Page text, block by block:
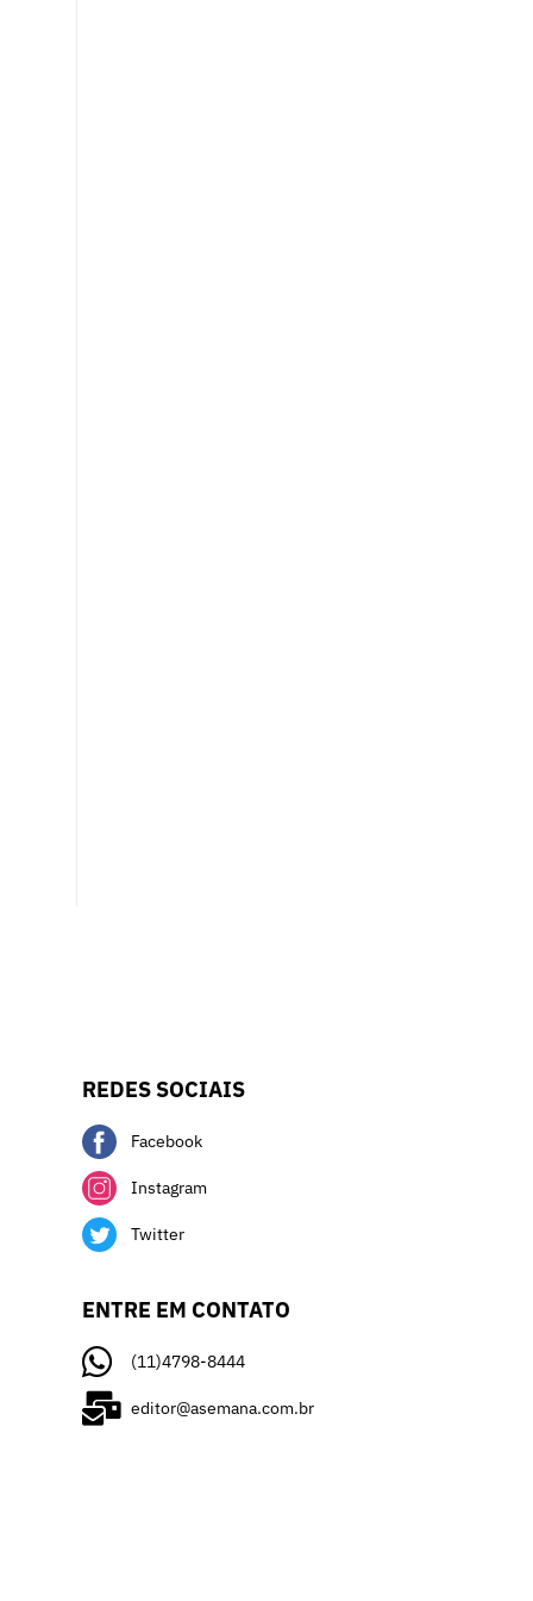
REDES SOCIAIS
Facebook
Instagram
Twitter
ENTRE EM CONTATO
(11)4798-8444
editor@asemana.com.br